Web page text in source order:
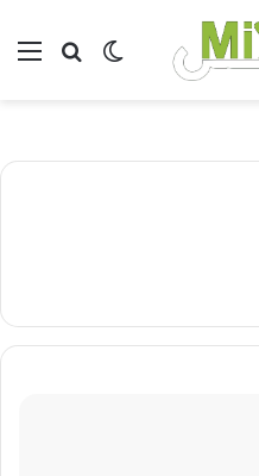
بحثالوضع